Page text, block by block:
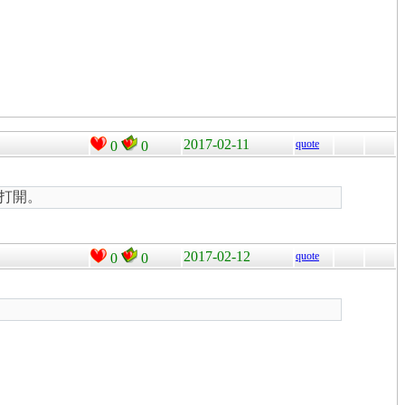
0 0 2017-02-11 quote
開。
0 0 2017-02-12 quote